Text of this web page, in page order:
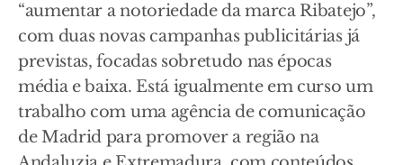
“aumentar a notoriedade da marca Ribatejo”,
com duas novas campanhas publicitárias já
previstas, focadas sobretudo nas épocas
média e baixa. Está igualmente em curso um
trabalho com uma agência de comunicação
de Madrid para promover a região na